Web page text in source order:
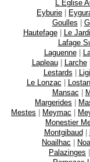
L Eglise
Eyburie |
Goulles |
Hautefage| Le
Lafage
Laguenne|
Lapleau| Larche
Lestards |
Le Lonzac |
Mansac |
Margerides |
Mestes | Meymac |
Monestier
Montgibaud|
Noailhac |
Palazinges |